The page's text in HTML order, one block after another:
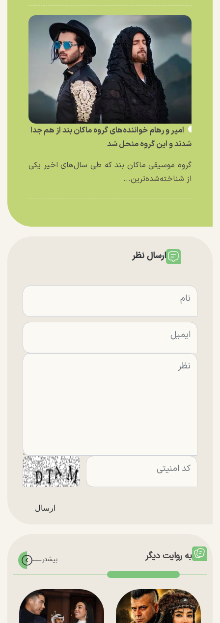
امیر و رهام خواننده‌های گروه ماکان بند از هم جدا
شدند و این گروه منحل شد
گروه موسیقی ماکان بند که طی سال‌های اخیر یکی
از شناخته‌شده‌ترین...
ارسال نظر
به روایت دیگر